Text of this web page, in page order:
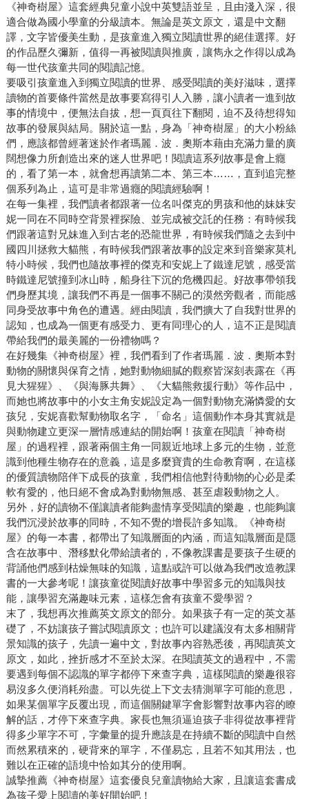
《神奇樹屋》這套經典兒童小說中英雙語並呈，且由淺入深，很
適合做為國小學童的分級讀本。無論是英文原文，還是中文翻
譯，文字皆優美生動，是孩童進入獨立閱讀世界的絕佳選擇。好
的作品歷久彌新，值得一再被閱讀與推廣，讓雋永之作得以成為
每一世代孩童共同的閱讀記憶。
要吸引孩童進入到獨立閱讀的世界、感受閱讀的美好滋味，選擇
讀物的首要條件當然是故事要寫得引人入勝，讓小讀者一進到故
事的情境中，便無法自拔，想一頁頁往下翻閱，迫不及待想得知
故事的發展與結局。關於這一點，身為「神奇樹屋」的大小粉絲
們，應該都曾經著迷於作者瑪麗．波．奧斯本藉由充滿力量的廣
闊想像力所創造出來的迷人世界吧！閱讀這系列故事是會上癮
的，看了第一本，就會想再讀第二本、第三本……，直到追完整
個系列為止，這可是非常過癮的閱讀經驗啊！
在每一集裡，我們讀者都跟著一位名叫傑克的男孩和他的妹妹安
妮一同在不同時空背景裡探險、並完成被交託的任務：有時候我
們跟著這對兄妹進入到古老的恐龍世界，有時候我們隨之去到中
國四川拯救大貓熊，有時候我們跟著故事的設定來到音樂家莫札
特小時候，我們也隨故事裡的傑克和安妮上了鐵達尼號，感受當
時鐵達尼號撞到冰山時，船身往下沉的危機四起。好故事帶領我
們身歷其境，讓我們不再是一個事不關己的漠然旁觀者，而能感
同身受故事中角色的遭遇。經由閱讀，我們擴大了自我對世界的
認知，也成為一個更有感受力、更有同理心的人，這不正是閱讀
帶給我們的最美麗的一份禮物嗎？
在好幾集《神奇樹屋》裡，我們看到了作者瑪麗．波．奧斯本對
動物的關懷與保育之情，她對動物細膩的觀察皆深刻表露在《再
見大猩猩》、《與海豚共舞》、《大貓熊救援行動》等作品中，
而她也將故事中的小女主角安妮設定為一個對動物充滿憐愛的女
孩兒，安妮喜歡幫動物取名字，「命名」這個動作本身其實就是
與動物建立更深一層情感連結的開始啊！孩童在閱讀「神奇樹
屋」的過程裡，跟著兩個主角一同親近地球上多元的生物，並意
識到他種生物存在的意義，這是多麼寶貴的生命教育啊，在這樣
的優質讀物陪伴下成長的孩童，我們相信他對待動物的心必是柔
軟有愛的，他日絕不會成為對動物無感、甚至虐殺動物之人。
另外，好的讀物不僅讓讀者能夠盡情享受閱讀的樂趣，也能夠讓
我們沉浸於故事的同時，不知不覺的增長許多知識。《神奇樹
屋》的每一本書，都帶出了知識層面的內涵，而這知識層面是隱
含在故事中、潛移默化帶給讀者的，不像教課書是要孩子生硬的
背誦他們感到枯燥無味的知識，這點或許可以做為我們改造教課
書的一大參考呢！讓孩童從閱讀好故事中學習多元的知識與技
能，讓學習充滿趣味元素，這樣怎會有孩童不愛學習？
末了，我想再次推薦英文原文的部分。如果孩子有一定的英文基
礎了，不妨讓孩子嘗試閱讀原文；也許可以建議沒有太多相關背
景知識的孩子，先讀一遍中文，對故事內容熟悉後，再閱讀英文
原文，如此，挫折感才不至於太深。在閱讀英文的過程中，不需
要遇到每個不認識的單字都停下來查字典，這樣閱讀的樂趣很容
易沒多久便消耗殆盡。可以先從上下文去猜測單字可能的意思，
如果某個單字反覆出現，而這個關鍵單字會影響對故事內容的瞭
解的話，才停下來查字典。家長也無須逼迫孩子非得從故事裡背
得多少單字不可，字彙量的提升應該是在持續不斷的閱讀中自然
而然累積來的，硬背來的單字，不僅易忘，且若不知其用法，也
難以在正確的語境中恰如其分的使用啊。
誠摯推薦《神奇樹屋》這套優良兒童讀物給大家，且讓這套書成
為孩子愛上閱讀的美好開始吧！